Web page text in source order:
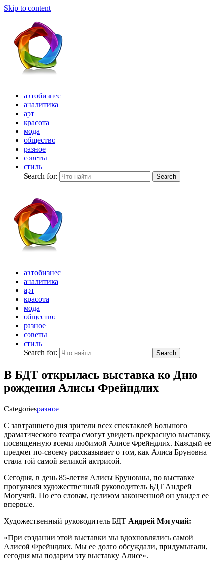
Skip to content
автобизнес
аналитика
арт
красота
мода
общество
разное
советы
стиль
Search for:
Search
автобизнес
аналитика
арт
красота
мода
общество
разное
советы
стиль
Search for:
Search
В БДТ открылась выставка ко Дню
рождения Алисы Фрейндлих
Categoriesразное
С завтрашнего дня зрители всех спектаклей Большого
драматического театра смогут увидеть прекрасную выставку,
посвященную всеми любимой Алисе Фрейндлих. Каждый ее
предмет по-своему рассказывает о том, как Алиса Бруновна
стала той самой великой актрисой.
Сегодня, в день 85-летия Алисы Бруновны, по выставке
прогулялся художественный руководитель БДТ Андрей
Могучий. По его словам, целиком законченной он увидел ее
впервые.
Художественный руководитель БДТ Андрей Могучий:
«При создании этой выставки мы вдохновлялись самой
Алисой Фрейндлих. Мы ее долго обсуждали, придумывали,
сегодня мы подарим эту выставку Алисе».